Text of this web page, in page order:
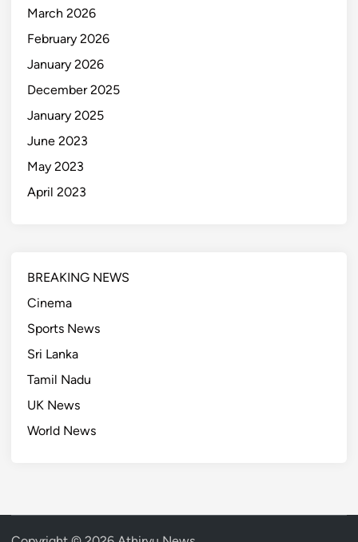
March 2026
February 2026
January 2026
December 2025
January 2025
June 2023
May 2023
April 2023
BREAKING NEWS
Cinema
Sports News
Sri Lanka
Tamil Nadu
UK News
World News